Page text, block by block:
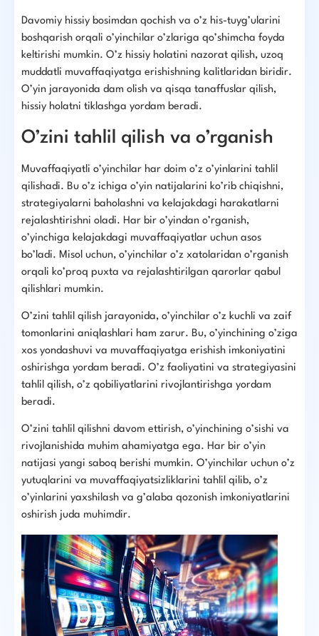
Davomiy hissiy bosimdan qochish va o’z his-tuyg’ularini
boshqarish orqali o’yinchilar o’zlariga qo’shimcha foyda
keltirishi mumkin. O’z hissiy holatini nazorat qilish, uzoq
muddatli muvaffaqiyatga erishishning kalitlaridan biridir.
O’yin jarayonida dam olish va qisqa tanaffuslar qilish,
hissiy holatni tiklashga yordam beradi.
O’zini tahlil qilish va o’rganish
Muvaffaqiyatli o’yinchilar har doim o’z o’yinlarini tahlil
qilishadi. Bu o’z ichiga o’yin natijalarini ko’rib chiqishni,
strategiyalarni baholashni va kelajakdagi harakatlarni
rejalashtirishni oladi. Har bir o’yindan o’rganish,
o’yinchiga kelajakdagi muvaffaqiyatlar uchun asos
bo’ladi. Misol uchun, o’yinchilar o’z xatolaridan o’rganish
orqali ko’proq puxta va rejalashtirilgan qarorlar qabul
qilishlari mumkin.
O’zini tahlil qilish jarayonida, o’yinchilar o’z kuchli va zaif
tomonlarini aniqlashlari ham zarur. Bu, o’yinchining o’ziga
xos yondashuvi va muvaffaqiyatga erishish imkoniyatini
oshirishga yordam beradi. O’z faoliyatini va strategiyasini
tahlil qilish, o’z qobiliyatlarini rivojlantirishga yordam
beradi.
O’zini tahlil qilishni davom ettirish, o’yinchining o’sishi va
rivojlanishida muhim ahamiyatga ega. Har bir o’yin
natijasi yangi saboq berishi mumkin. O’yinchilar uchun o’z
yutuqlarini va muvaffaqiyatsizliklarini tahlil qilib, o’z
o’yinlarini yaxshilash va g’alaba qozonish imkoniyatlarini
oshirish juda muhimdir.